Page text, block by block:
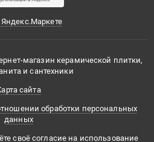
магазин керамической плитки,
и сантехники
сайта
обработки персональных
данных
своё согласие на использование